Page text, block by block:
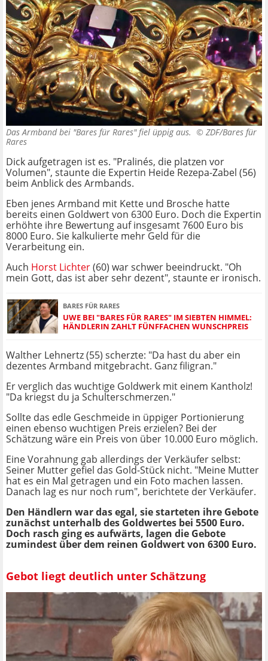
Das Armband bei "Bares für Rares" fiel üppig aus. © ZDF/Bares für
Rares
Dick aufgetragen ist es. "Pralinés, die platzen vor
Volumen", staunte die Expertin Heide Rezepa-Zabel (56)
beim Anblick des Armbands.
Eben jenes Armband mit Kette und Brosche hatte
bereits einen Goldwert von 6300 Euro. Doch die Expertin
erhöhte ihre Bewertung auf insgesamt 7600 Euro bis
8000 Euro. Sie kalkulierte mehr Geld für die
Verarbeitung ein.
Auch Horst Lichter(60) war schwer beeindruckt. "Oh
mein Gott, das ist aber sehr dezent", staunte er ironisch.
BARES FÜR RARES
UWE BEI "BARES FÜR RARES" IM SIEBTEN HIMMEL:
HÄNDLERIN ZAHLT FÜNFFACHEN WUNSCHPREIS
Walther Lehnertz (55) scherzte: "Da hast du aber ein
dezentes Armband mitgebracht. Ganz filigran."
Er verglich das wuchtige Goldwerk mit einem Kantholz!
"Da kriegst du ja Schulterschmerzen."
Sollte das edle Geschmeide in üppiger Portionierung
einen ebenso wuchtigen Preis erzielen? Bei der
Schätzung wäre ein Preis von über 10.000 Euro möglich.
Eine Vorahnung gab allerdings der Verkäufer selbst:
Seiner Mutter gefiel das Gold-Stück nicht. "Meine Mutter
hat es ein Mal getragen und ein Foto machen lassen.
Danach lag es nur noch rum", berichtete der Verkäufer.
Den Händlern war das egal, sie starteten ihre Gebote
zunächst unterhalb des Goldwertes bei 5500 Euro.
Doch rasch ging es aufwärts, lagen die Gebote
zumindest über dem reinen Goldwert von 6300 Euro.
Gebot liegt deutlich unter Schätzung